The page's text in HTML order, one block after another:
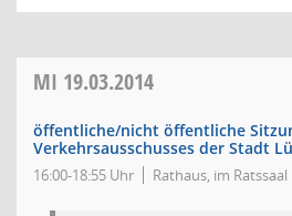
MI 19.03.2014
öffentliche/nicht öffentliche
Verkehrsausschusses der Stadt
16:00-18:55 Uhr Rathaus, im Ratssaal